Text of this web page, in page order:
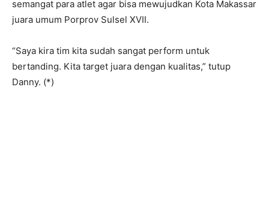
semangat para atlet agar bisa mewujudkan Kota Makassar
juara umum Porprov Sulsel XVII.
“Saya kira tim kita sudah sangat perform untuk
bertanding. Kita target juara dengan kualitas,” tutup
Danny. (*)